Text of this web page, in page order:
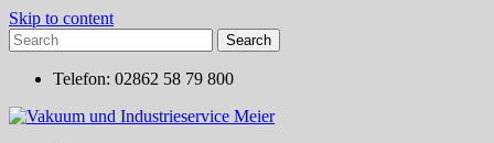
Skip to content
Telefon: 02862 58 79 800